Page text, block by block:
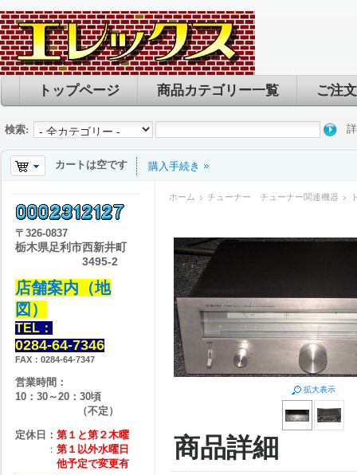
トップページ 商品カテゴリー一覧 ご注
検索:
カートは空です 購入手続き
ホーム チューナー チューナー関連機器
拡大表示
商品詳細
〒 326-0837
栃木県足利市西新井町
3495-2
店舗案内（地
図）
TEL：
0284-64-7346
FAX：0284-64-7347
営業時間：
10：30～20：30頃
（不定）
定休日： 第１と第２木曜
： 第１以外水曜日
他予定で変更有